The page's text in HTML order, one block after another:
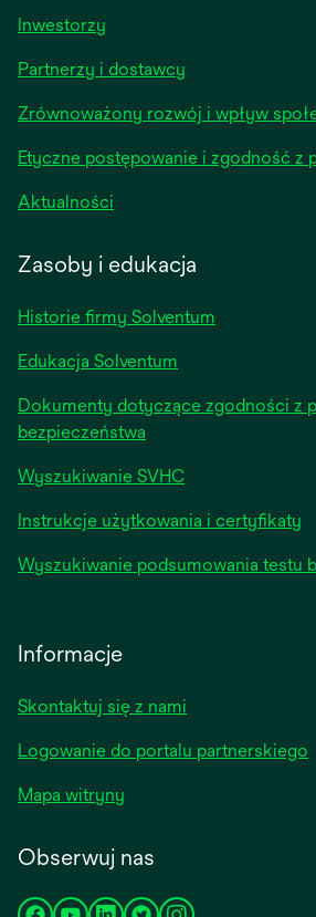
Inwestorzy
a
new
Partnerzy i dostawcy
Zrównoważony rozwój i wpływ
Etyczne postępowanie i zgodność z
Aktualności
tab
Zasoby i edukacja
Historie firmy Solventum
Edukacja Solventum
Dokumenty dotyczące zgodności z
bezpieczeństwa
Wyszukiwanie SVHC
Instrukcje użytkowania i certyfikaty
Wyszukiwanie podsumowania testu
Informacje
Skontaktuj się z nami
Logowanie do portalu partnerskiego
Mapa witryny
Obserwuj nas